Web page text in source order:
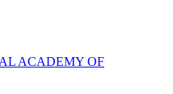
ACADEMY OF